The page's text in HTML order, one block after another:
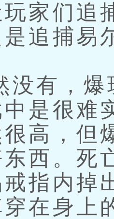
玩家们追
是追捕易
有，爆
是很难
高，但
东西。死
指内掉
在身上